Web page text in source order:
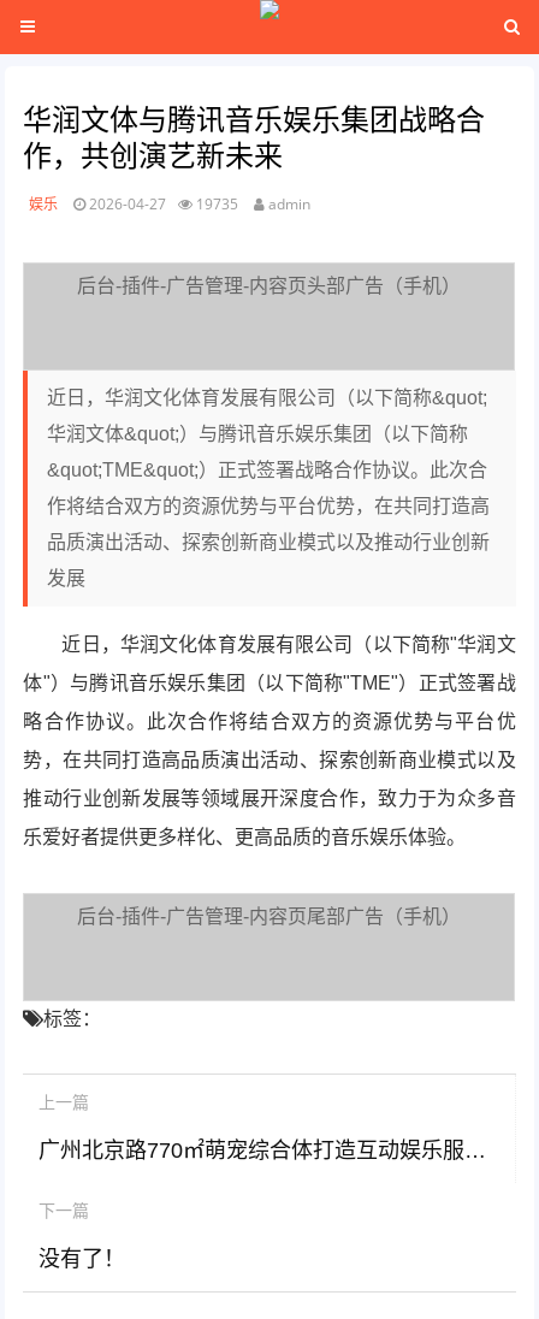
华润文体与腾讯音乐娱乐集团战略合
作，共创演艺新未来
娱乐 2026-04-27 19735 admin
后台-插件-广告管理-内容页头部广告（手机）
近日，华润文化体育发展有限公司（以下简称&quot;
华润文体&quot;）与腾讯音乐娱乐集团（以下简称
&quot;TME&quot;）正式签署战略合作协议。此次合
作将结合双方的资源优势与平台优势，在共同打造高
品质演出活动、探索创新商业模式以及推动行业创新
发展
近日，华润文化体育发展有限公司（以下简称"华润文
体"）与腾讯音乐娱乐集团（以下简称"TME"）正式签署战
略合作协议。此次合作将结合双方的资源优势与平台优
势，在共同打造高品质演出活动、探索创新商业模式以及
推动行业创新发展等领域展开深度合作，致力于为众多音
乐爱好者提供更多样化、更高品质的音乐娱乐体验。
后台-插件-广告管理-内容页尾部广告（手机）
标签：
上一篇
广州北京路770㎡萌宠综合体打造互动娱乐服务一站式体验
下一篇
没有了！